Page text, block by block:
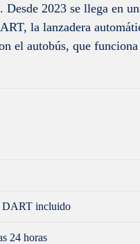
2023 se llega en
la lanzadera
el autobús, que
DART incluido
24 horas